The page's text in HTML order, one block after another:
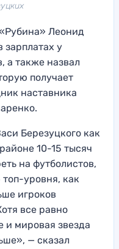
Леонид
зарплатах у
а также назвал
получает
наставника
Березуцкого как
10-15 тысяч
на футболистов,
уровня, как
игроков
все равно
и мировая звезда
— сказал